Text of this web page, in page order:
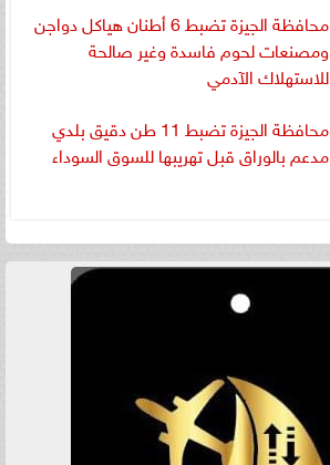
محافظة الجيزة تضبط 6 أطنان هياكل دواجن
ومصنعات لحوم فاسدة وغير صالحة
للاستهلاك الآدمي
محافظة الجيزة تضبط 11 طن دقيق بلدي
مدعم بالوراق قبل تهريبها للسوق السوداء